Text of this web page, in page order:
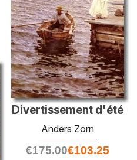
Divertissement d'été
Anders Zorn
€175.00€103.25